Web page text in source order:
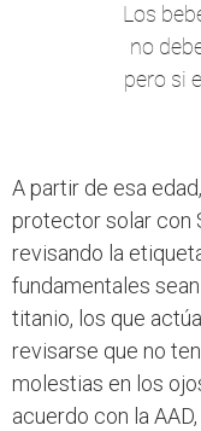
Los
no
pero si
A partir de esa
protector solar con
revisando la
fundamentales
titanio, los que
revisarse que no
molestias en los
acuerdo con la